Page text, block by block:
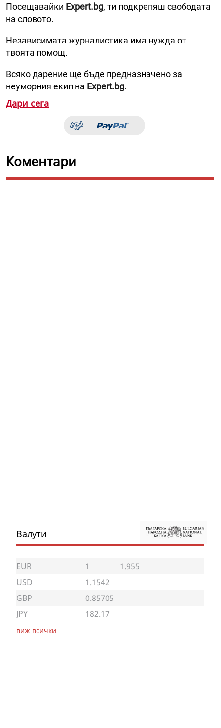
Посещавайки Expert.bg, ти подкрепяш свободата
на словото.
Независимата журналистика има нужда от
твоята помощ.
Всяко дарение ще бъде предназначено за
неуморния екип на Expert.bg.
Дари сега
Коментари
Валути
EUR 1
1.955
USD
1.1542
GBP
0.85705
JPY
182.17
виж всички